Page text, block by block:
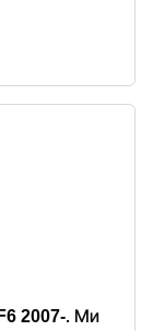
2007-. Ми